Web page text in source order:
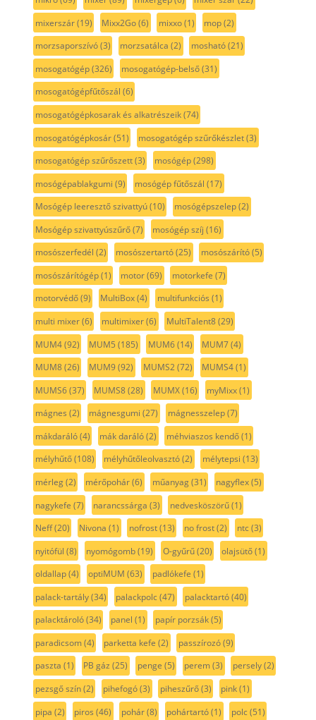
mixerszár(19) Mixx2Go(6) mixxo(1) mop(2)
morzsaporszívó(3) morzsatálca (2) mosható(21)
mosogatógép(326) mosogatógép-belső(31)
mosogatógépfűtőszál (6)
mosogatógépkosarak és alkatrészeik(74)
mosogatógépkosár(51) mosogatógép szűrőkészlet(3)
mosogatógép szűrőszett(3) mosógép(298)
mosógépablakgumi (9) mosógép fűtőszál (17)
Mosógép leeresztő szivattyú(10) mosógépszelep(2)
Mosógép szivattyúszűrő(7) mosógép szíj (16)
mosószerfedél (2) mosószertartó(25) mosószárító(5)
mosószárítógép(1) motor(69) motorkefe (7)
motorvédő(9) MultiBox(4) multifunkciós (1)
multi mixer(6) multimixer(6) MultiTalent8(29)
MUM4(92) MUM5 (185) MUM6(14) MUM7(4)
MUM8(26) MUM9(92) MUMS2(72) MUMS4(1)
MUMS6(37) MUMS8(28) MUMX(16) myMixx(1)
mágnes (2) mágnesgumi (27) mágnesszelep(7)
mákdaráló(4) mák daráló(2) méhviaszos kendő(1)
mélyhűtő(108) mélyhűtőleolvasztó(2) mélytepsi (13)
mérleg(2) mérőpohár(6) műanyag(31) nagyflex(5)
nagykefe (7) narancssárga (3) nedvesköszörű(1)
Neff(20) Nivona (1) nofrost(13) no frost(2) ntc(3)
nyitófül (8) nyomógomb(19) O-gyűrű(20) olajsütő(1)
oldallap(4) optiMUM (63) padlókefe (1)
palack-tartály(34) palackpolc(47) palacktartó(40)
palacktároló(34) panel (1) papír porzsák(5)
paradicsom(4) parketta kefe (2) passzírozó(9)
paszta (1) PB gáz (25) penge (5) perem(3) persely(2)
pezsgő szín(2) pihefogó(3) piheszűrő(3) pink(1)
pipa (2) piros (46) pohár(8) pohártartó(1) polc(51)